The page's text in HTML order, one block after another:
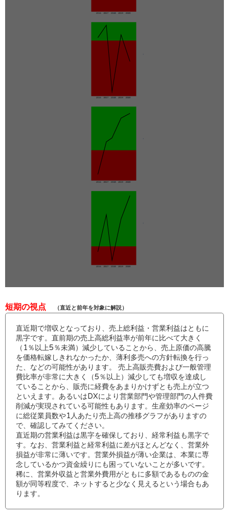
短期の視点 （直近と前年を対象に解説）
直近期で増収となっており、売上総利益・営業利益はともに
黒字です。直前期の売上高総利益率が前年に比べて大きく
（1％以上5％未満）減少していることから、売上原価の高騰
を価格転嫁しきれなかったか、薄利多売への方針転換を行っ
た、などの可能性があります。 売上高販売費および一般管理
費比率が非常に大きく（5％以上）減少しても増収を達成し
ていることから、販売に経費をあまりかけずとも売上が立つ
といえます。あるいはDXにより営業部門や管理部門の人件費
削減が実現されている可能性もあります。生産効率のページ
に総従業員数や1人あたり売上高の推移グラフがありますの
で、確認してみてください。
直近期の営業利益は黒字を確保しており、経常利益も黒字で
す。なお、営業利益と経常利益に差がほとんどなく、営業外
損益が非常に薄いです。営業外損益が薄い企業は、本業に専
念しているかつ資金繰りにも困っていないことが多いです。
稀に、営業外収益と営業外費用がともに多額であるものの金
額が同等程度で、ネットすると少なく見えるという場合もあ
ります。